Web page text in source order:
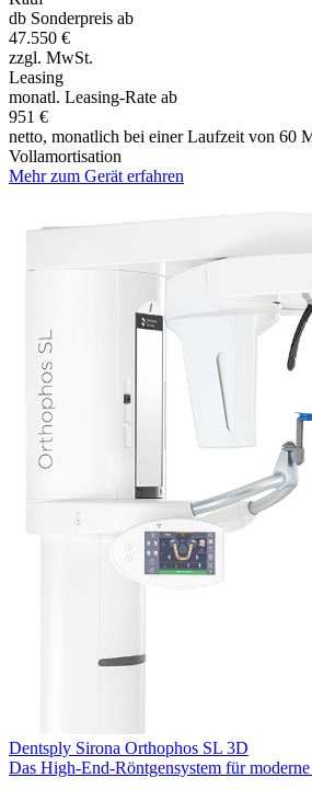
db Sonderpreis ab
47.550 €
zzgl. MwSt.
Leasing
monatl. Leasing-Rate ab
951 €
netto, monatlich bei einer Laufzeit von 60
Vollamortisation
Mehr zum Gerät erfahren
Dentsply Sirona Orthophos SL 3D
Das High-End-Röntgensystem für